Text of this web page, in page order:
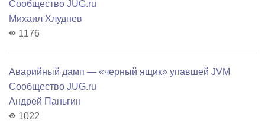
Сообщество JUG.ru
Михаил Хлуднев
1176
Аварийный дамп — «черный ящик» упавшей JVM
Сообщество JUG.ru
Андрей Паньгин
1022